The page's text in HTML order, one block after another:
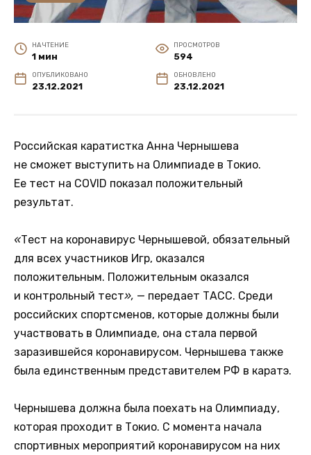
НА ЧТЕНИЕ
1 мин
ПРОСМОТРОВ
594
ОПУБЛИКОВАНО
23.12.2021
ОБНОВЛЕНО
23.12.2021
Российская каратистка Анна Чернышева
не сможет выступить на Олимпиаде в Токио.
Ее тест на COVID показал положительный
результат.
«Тест на коронавирус Чернышевой, обязательный
для всех участников Игр, оказался
положительным. Положительным оказался
и контрольный тест», — передает ТАСС. Среди
российских спортсменов, которые должны были
участвовать в Олимпиаде, она стала первой
заразившейся коронавирусом. Чернышева также
была единственным представителем РФ в каратэ.
Чернышева должна была поехать на Олимпиаду,
которая проходит в Токио. С момента начала
спортивных мероприятий коронавирусом на них